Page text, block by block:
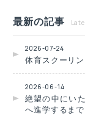
最新の記事
2026-07-24
体育スクーリ
2026-06-14
絶望の中にい
へ進学するまで